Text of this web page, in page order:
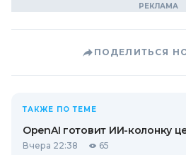
ПОДЕЛИТЬСЯ
ТАКЖЕ ПО ТЕМЕ
OpenAI готовит ИИ-колонку
Вчера 22:38 65